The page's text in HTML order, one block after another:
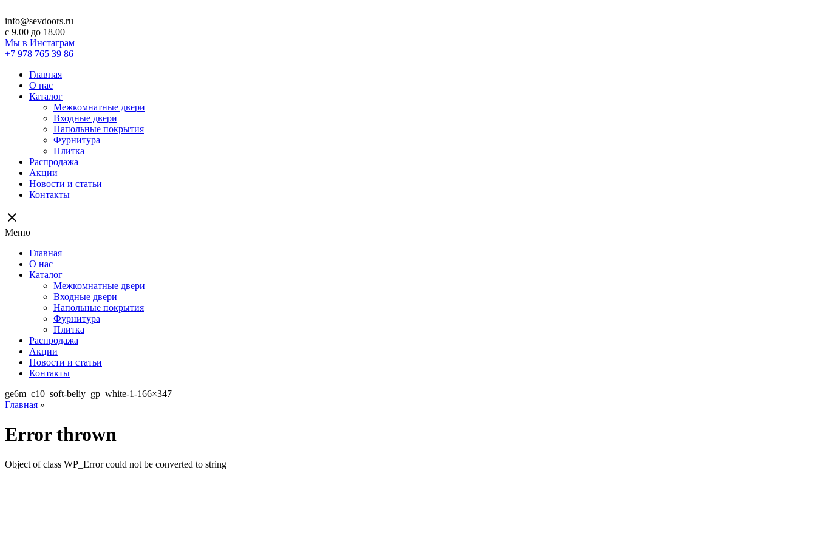
info@sevdoors.ru
c 9.00 до 18.00
Мы в Инстаграм
+7 978 765 39 86
Главная
О нас
Каталог
Межкомнатные двери
Входные двери
Напольные покрытия
Фурнитура
Плитка
Распродажа
Акции
Новости и статьи
Контакты
close
Меню
Главная
О нас
Каталог
Межкомнатные двери
Входные двери
Напольные покрытия
Фурнитура
Плитка
Распродажа
Акции
Новости и статьи
Контакты
ge6m_c10_soft-beliy_gp_white-1-166×347
Главная »
Error thrown
Object of class WP_Error could not be converted to string